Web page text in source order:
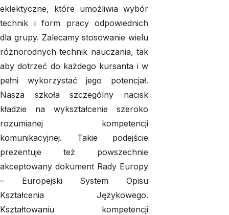
eklektyczne, które umożliwia wybór
technik i form pracy odpowiednich
dla grupy. Zalecamy stosowanie wielu
różnorodnych technik nauczania, tak
aby dotrzeć do każdego kursanta i w
pełni wykorzystać jego potencjał.
Nasza szkoła szczególny nacisk
kładzie na wykształcenie szeroko
rozumianej kompetencji
komunikacyjnej. Takie podejście
prezentuje też powszechnie
akceptowany dokument Rady Europy
– Europejski System Opisu
Kształcenia Językowego.
Kształtowaniu kompetencji